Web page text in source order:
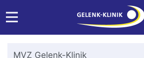
MVZ Gelenk-Klinik